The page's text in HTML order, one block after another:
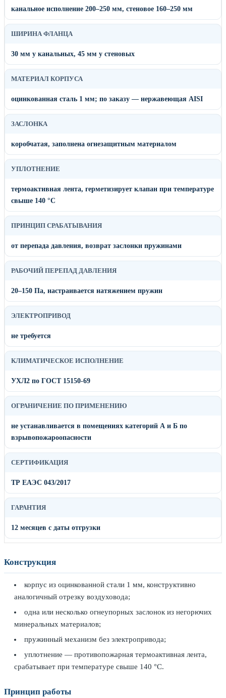
канальное исполнение 200–250 мм, стеновое 160–250 мм
ШИРИНА ФЛАНЦА
30 мм у канальных, 45 мм у стеновых
МАТЕРИАЛ КОРПУСА
оцинкованная сталь 1 мм; по заказу — нержавеющая AISI
ЗАСЛОНКА
коробчатая, заполнена огнезащитным материалом
УПЛОТНЕНИЕ
термоактивная лента, герметизирует клапан при температуре
свыше 140 °C
ПРИНЦИП СРАБАТЫВАНИЯ
от перепада давления, возврат заслонки пружинами
РАБОЧИЙ ПЕРЕПАД ДАВЛЕНИЯ
20–150 Па, настраивается натяжением пружин
ЭЛЕКТРОПРИВОД
не требуется
КЛИМАТИЧЕСКОЕ ИСПОЛНЕНИЕ
УХЛ2 по ГОСТ 15150-69
ОГРАНИЧЕНИЕ ПО ПРИМЕНЕНИЮ
не устанавливается в помещениях категорий А и Б по
взрывопожароопасности
СЕРТИФИКАЦИЯ
ТР ЕАЭС 043/2017
ГАРАНТИЯ
12 месяцев с даты отгрузки
Конструкция
корпус из оцинкованной стали 1 мм, конструктивно
аналогичный отрезку воздуховода;
одна или несколько огнеупорных заслонок из негорючих
минеральных материалов;
пружинный механизм без электропривода;
уплотнение — противопожарная термоактивная лента,
срабатывает при температуре свыше 140 °C.
Принцип работы